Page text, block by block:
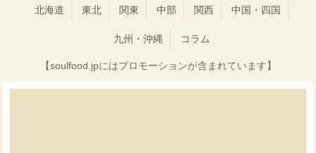
北海道 東北 関東 中部 関西 中国・四国
九州・沖縄 コラム
【soulfood.jpにはプロモーションが含まれています】